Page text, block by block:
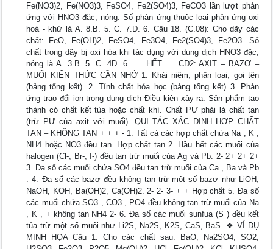
Fe(NO3)2, Fe(NO3)3, FeSO4, Fe2(SO4)3, FeCO3 lần lượt phản
ứng với HNO3 đặc, nóng. Số phản ứng thuộc loại phản ứng oxi
hoá - khử là A. 8.B. 5. C. 7.D. 6. Câu 18. (C.08): Cho dãy các
chất: FeO, Fe(OH)2, FeSO4, Fe3O4, Fe2(SO4)3, Fe2O3. Số
chất trong dãy bị oxi hóa khi tác dụng với dung dịch HNO3 đặc,
nóng là A. 3.B. 5. C. 4D. 6. ___HẾT___ CĐ2: AXIT – BAZƠ –
MUỐI KIẾN THỨC CẦN NHỚ 1. Khái niệm, phân loại, gọi tên
(bảng tổng kết). 2. Tính chất hóa học (bảng tổng kết) 3. Phản
ứng trao đổi ion trong dung dịch Điều kiện xảy ra: Sản phẩm tạo
thành có chất kết tủa hoặc chất khí. Chất PƯ phải là chất tan
(trừ PƯ của axit với muối). QUI TẮC XÁC ĐỊNH HỢP CHẤT
TAN – KHÔNG TAN + + + - 1. Tất cả các hợp chất chứa Na , K ,
NH4 hoặc NO3 đều tan. Hợp chất tan 2. Hầu hết các muối của
halogen (Cl-, Br-, I-) đều tan trừ muối của Ag và Pb. 2- 2+ 2+ 2+
3. Đa số các muối chứa SO4 đều tan trừ muối của Ca , Ba và Pb
. 4. Đa số các bazơ đều không tan trừ một số bazơ như LiOH,
NaOH, KOH, Ba(OH)2, Ca(OH)2. 2- 2- 3- + + Hợp chất 5. Đa số
các muối chứa SO3 , CO3 , PO4 đều không tan trừ muối của Na
, K , + không tan NH4 2- 6. Đa số các muối sunfua (S ) đều kết
tủa trừ một số muối như Li2S, Na2S, K2S, CaS, BaS. ❖ VÍ DỤ
MINH HỌA Câu 1. Cho các chất sau: BaO, Na2SO4, SO2,